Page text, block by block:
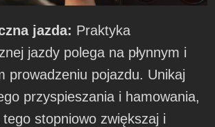
jazda: Praktyka
jazdy polega na płynnym i
prowadzeniu pojazdu. Unikaj
przyspieszania i hamowania,
stopniowo zwiększaj i